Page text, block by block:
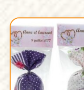
Ce
produit
a
plusieurs
variations.
Les